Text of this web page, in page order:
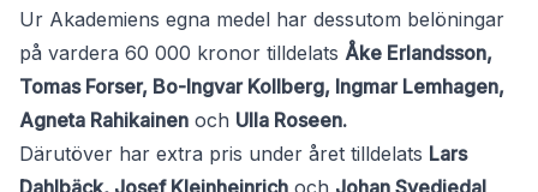
Ur Akademiens egna medel har dessutom belöningar
på vardera 60 000 kronor tilldelats Åke Erlandsson,
Tomas Forser, Bo-Ingvar Kollberg, Ingmar Lemhagen,
Agneta Rahikainen och Ulla Roseen.
Därutöver har extra pris under året tilldelats Lars